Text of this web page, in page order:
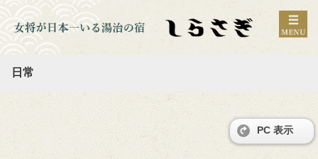
日常
PC 表示